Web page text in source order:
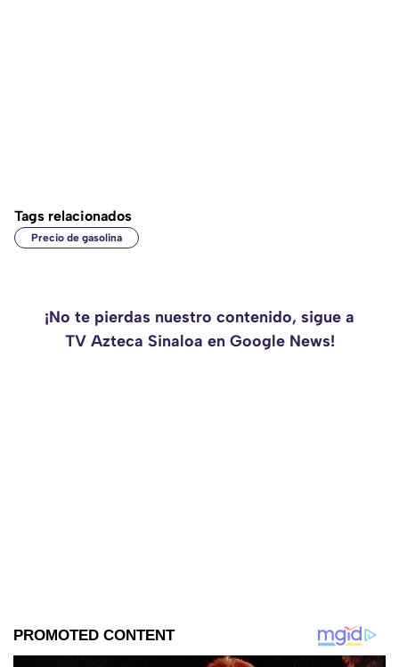
Tags relacionados
Precio de gasolina
¡No te pierdas nuestro contenido, sigue a
TV Azteca Sinaloa en Google News!